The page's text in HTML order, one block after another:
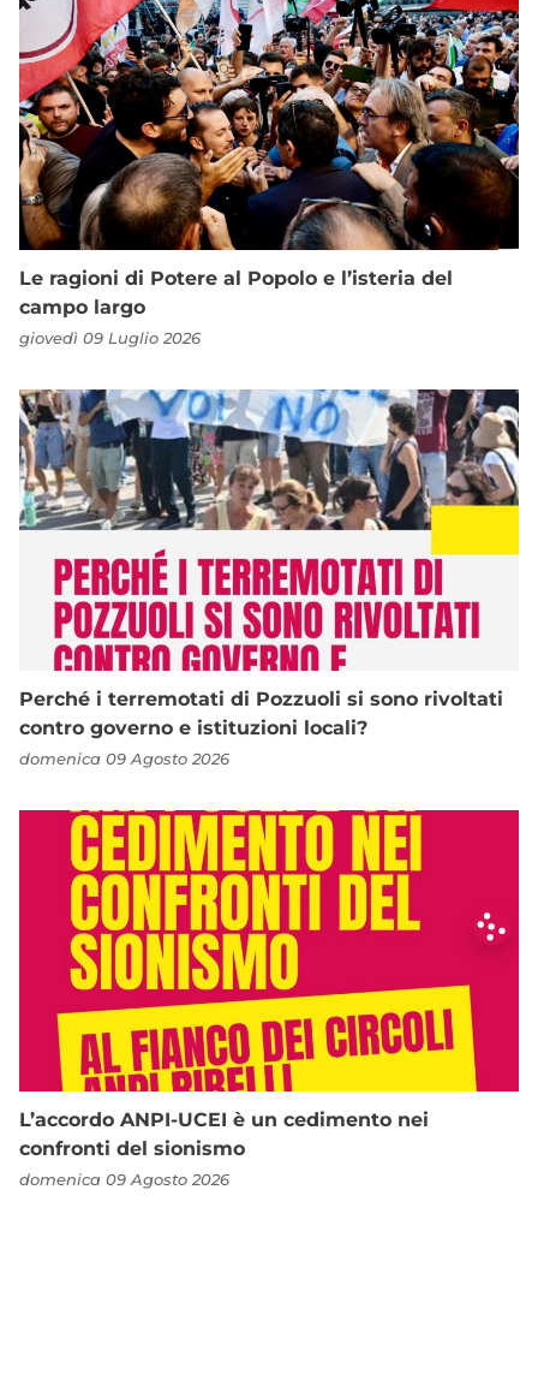
Le ragioni di Potere al Popolo e l’isteria del
campo largo
giovedì 09 Luglio 2026
Perché i terremotati di Pozzuoli si sono rivoltati
contro governo e istituzioni locali?
domenica 09 Agosto 2026
L’accordo ANPI-UCEI è un cedimento nei
confronti del sionismo
domenica 09 Agosto 2026